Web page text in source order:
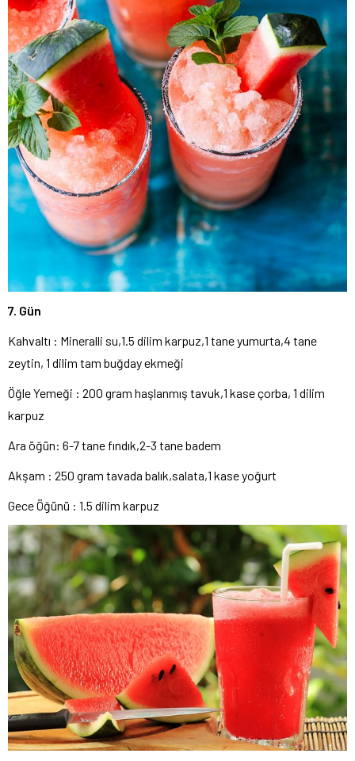
7. Gün
Kahvaltı : Mineralli su,1.5 dilim karpuz,1 tane yumurta,4 tane
zeytin, 1 dilim tam buğday ekmeği
Öğle Yemeği : 200 gram haşlanmış tavuk,1 kase çorba, 1 dilim
karpuz
Ara öğün: 6-7 tane fındık,2-3 tane badem
Akşam : 250 gram tavada balık,salata,1 kase yoğurt
Gece Öğünü : 1.5 dilim karpuz